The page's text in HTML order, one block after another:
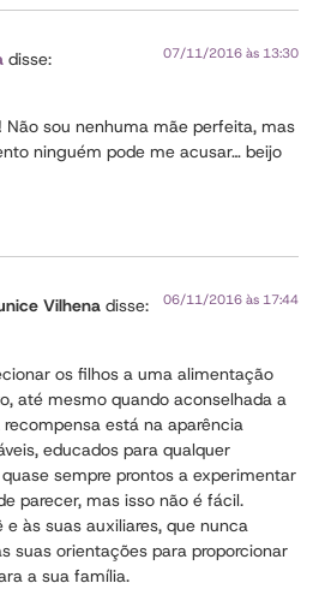
disse: 07/11/2016 às 13:30
Não sou nenhuma mãe perfeita, mas
ninguém pode me acusar… beijo
Vilhena disse: 06/11/2016 às 17:44
os filhos a uma alimentação
até mesmo quando aconselhada a
está na aparência
educados para qualquer
sempre prontos a experimentar
parecer, mas isso não é fácil.
e às suas auxiliares, que nunca
suas orientações para proporcionar
a sua família.